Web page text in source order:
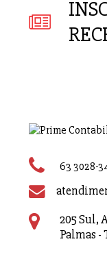
63 3028-
205 Sul,
Palmas -